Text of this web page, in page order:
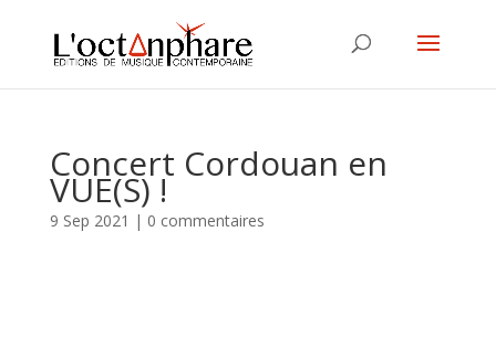
Concert Cordouan en
VUE(S) !
9 Sep 2021 | 0 commentaires